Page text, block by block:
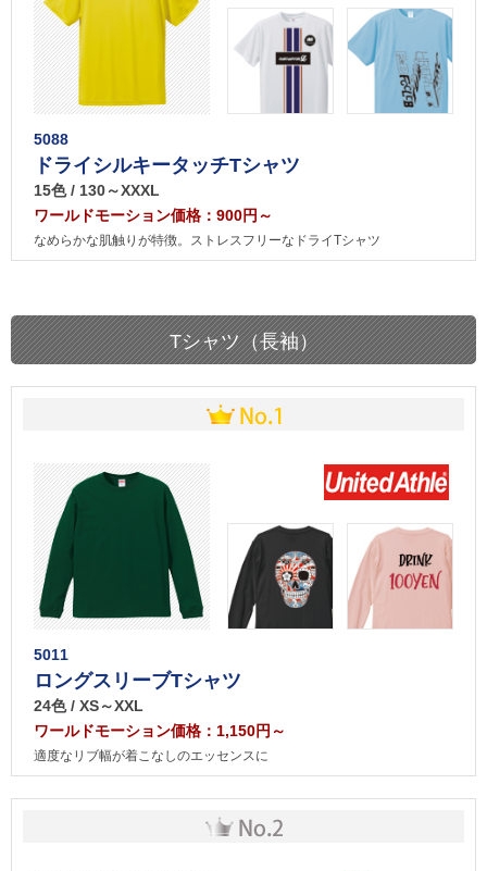
5088
ドライシルキータッチTシャツ
15色 / 130～XXXL
ワールドモーション価格：900円～
なめらかな肌触りが特徴。ストレスフリーなドライTシャツ
Tシャツ（長袖）
5011
ロングスリーブTシャツ
24色 / XS～XXL
ワールドモーション価格：1,150円～
適度なリブ幅が着こなしのエッセンスに